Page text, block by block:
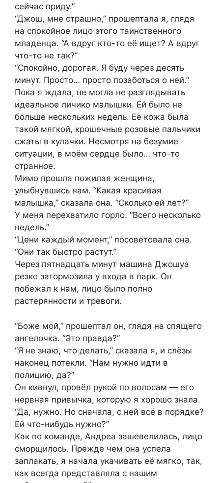
сейчас приду.”
“Джош, мне страшно,” прошептала я, глядя
на спокойное лицо этого таинственного
младенца. “А вдруг кто-то её ищет? А вдруг
что-то не так?”
“Спокойно, дорогая. Я буду через десять
минут. Просто… просто позаботься о ней.”
Пока я ждала, не могла не разглядывать
идеальное личико малышки. Ей было не
больше нескольких недель. Её кожа была
такой мягкой, крошечные розовые пальчики
сжаты в кулачки. Несмотря на безумие
ситуации, в моём сердце было… что-то
странное.
Мимо прошла пожилая женщина,
улыбнувшись нам. “Какая красивая
малышка,” сказала она. “Сколько ей лет?”
У меня перехватило горло. “Всего несколько
недель.”
“Цени каждый момент,” посоветовала она.
“Они так быстро растут.”
Через пятнадцать минут машина Джошуа
резко затормозила у входа в парк. Он
побежал к нам, лицо было полно
растерянности и тревоги.
“Боже мой,” прошептал он, глядя на спящего
ангелочка. “Это правда?”
“Я не знаю, что делать,” сказала я, и слёзы
наконец потекли. “Нам нужно идти в
полицию, да?”
Он кивнул, провёл рукой по волосам — его
нервная привычка, которую я хорошо знала.
“Да, нужно. Но сначала, с ней всё в порядке?
Ей что-нибудь нужно?”
Как по команде, Андреа зашевелилась, лицо
сморщилось. Прежде чем она успела
заплакать, я начала укачивать её мягко, так,
как всегда представляла с нашим